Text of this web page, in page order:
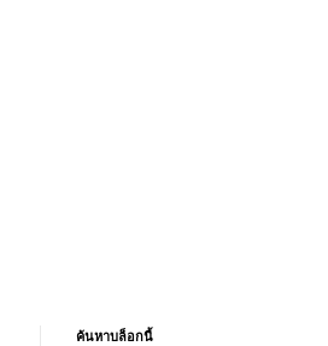
ค้นหาบล็อกนี้